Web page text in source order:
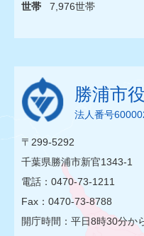
世帯
7,976世帯
勝浦市
法人番号
〒299-5292
千葉県勝浦市新官1343-1
電話：0470-73-1211
Fax：0470-73-8788
開庁時間：平日8時30分か